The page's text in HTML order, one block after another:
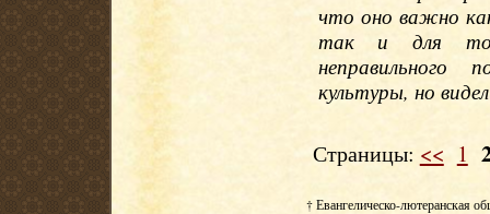
что оно важно
так и для
культуры, но
Страницы: << 1
† Евангелическо-лютеранская